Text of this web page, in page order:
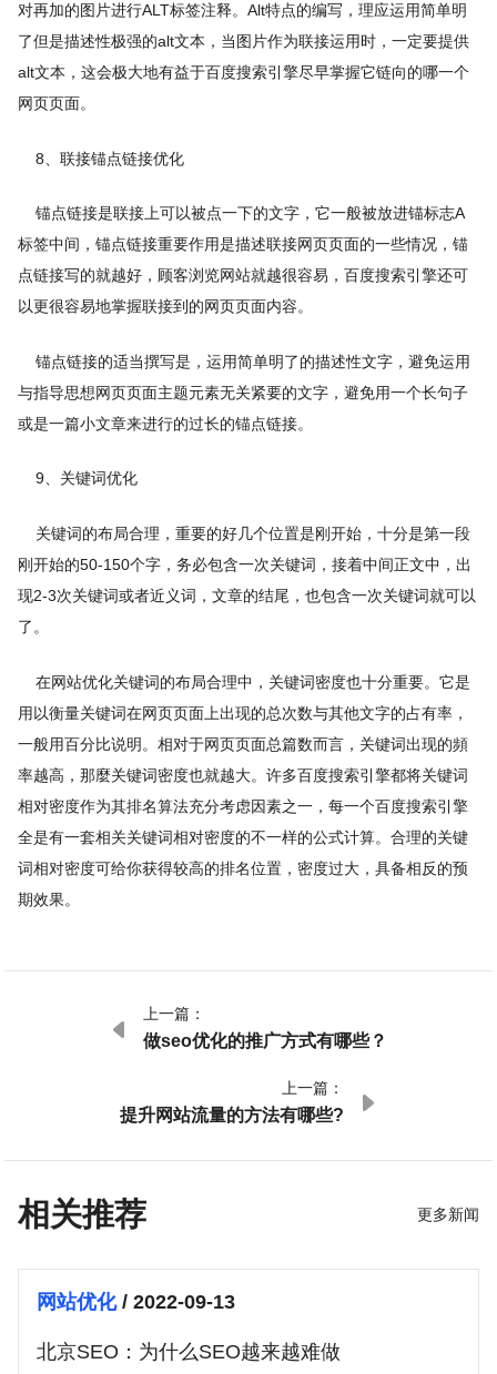
对再加的图片进行ALT标签注释。Alt特点的编写，理应运用简单明
了但是描述性极强的alt文本，当图片作为联接运用时，一定要提供
alt文本，这会极大地有益于百度搜索引擎尽早掌握它链向的哪一个
网页页面。
8、联接锚点链接优化
锚点链接是联接上可以被点一下的文字，它一般被放进锚标志A
标签中间，锚点链接重要作用是描述联接网页页面的一些情况，锚
点链接写的就越好，顾客浏览网站就越很容易，百度搜索引擎还可
以更很容易地掌握联接到的网页页面内容。
锚点链接的适当撰写是，运用简单明了的描述性文字，避免运用
与指导思想网页页面主题元素无关紧要的文字，避免用一个长句子
或是一篇小文章来进行的过长的锚点链接。
9、关键词优化
关键词的布局合理，重要的好几个位置是刚开始，十分是第一段
刚开始的50-150个字，务必包含一次关键词，接着中间正文中，出
现2-3次关键词或者近义词，文章的结尾，也包含一次关键词就可以
了。
在网站优化关键词的布局合理中，关键词密度也十分重要。它是
用以衡量关键词在网页页面上出现的总次数与其他文字的占有率，
一般用百分比说明。相对于网页页面总篇数而言，关键词出现的頻
率越高，那麼关键词密度也就越大。许多百度搜索引擎都将关键词
相对密度作为其排名算法充分考虑因素之一，每一个百度搜索引擎
全是有一套相关关键词相对密度的不一样的公式计算。合理的关键
词相对密度可给你获得较高的排名位置，密度过大，具备相反的预
期效果。

上一篇：
做seo优化的推广方式有哪些？
上一篇：
提升网站流量的方法有哪些?

相关推荐 更多新闻
网站优化/ 2022-09-13
北京SEO：为什么SEO越来越难做